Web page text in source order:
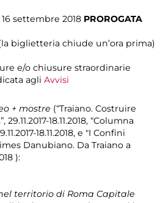
settembre 2018 PROROGATA
biglietteria chiude un’ora prima)
e/o chiusure straordinarie
agli Avvisi
+ mostre (“Traiano. Costruire
18.11.2018, “Columna
18.11.2018, e "I Confini
Danubiano. Da Traiano a
):
territorio di Roma Capitale